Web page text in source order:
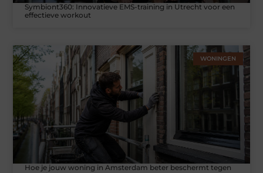
Symbiont360: Innovatieve EMS-training in Utrecht voor een
effectieve workout
WONINGEN
Hoe je jouw woning in Amsterdam beter beschermt tegen